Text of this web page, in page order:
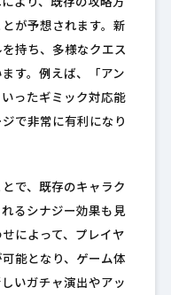
より、既存の攻略方
が予想されます。新
持ち、多様なクエス
す。例えば、「アン
ったギミック対応能
で非常に有利になり
で、既存のキャラク
るシナジー効果も見
によって、プレイヤ
能となり、ゲーム体
いガチャ演出やアッ